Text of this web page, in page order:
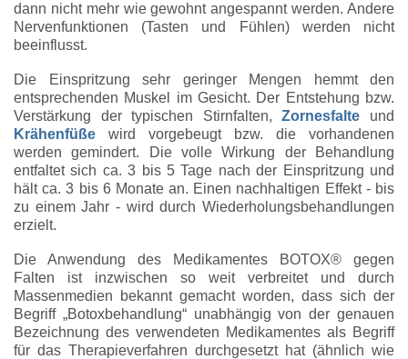
dann nicht mehr wie gewohnt angespannt werden. Andere
Nervenfunktionen (Tasten und Fühlen) werden nicht
beeinflusst.
Die Einspritzung sehr geringer Mengen hemmt den
entsprechenden Muskel im Gesicht. Der Entstehung bzw.
Verstärkung der typischen Stirnfalten,Zornesfalte und
Krähenfüße wird vorgebeugt bzw. die vorhandenen
werden gemindert. Die volle Wirkung der Behandlung
entfaltet sich ca. 3 bis 5 Tage nach der Einspritzung und
hält ca. 3 bis 6 Monate an. Einen nachhaltigen Effekt - bis
zu einem Jahr - wird durch Wiederholungsbehandlungen
erzielt.
Die Anwendung des Medikamentes BOTOX® gegen
Falten ist inzwischen so weit verbreitet und durch
Massenmedien bekannt gemacht worden, dass sich der
Begriff „Botoxbehandlung“ unabhängig von der genauen
Bezeichnung des verwendeten Medikamentes als Begriff
für das Therapieverfahren durchgesetzt hat (ähnlich wie